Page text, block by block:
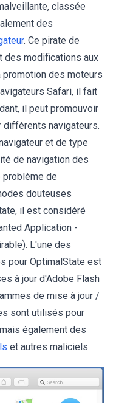
classée
des
. Ce pirate de
des modifications aux
des moteurs
Safari, il fait
il peut promouvoir
différents navigateurs.
et de type
de navigation des
problème de
douteuses
il est considéré
Application -
L'une des
pour OptimalState est
à jour d'Adobe Flash
de mise à jour /
sont utilisés pour
également des
et autres maliciels.